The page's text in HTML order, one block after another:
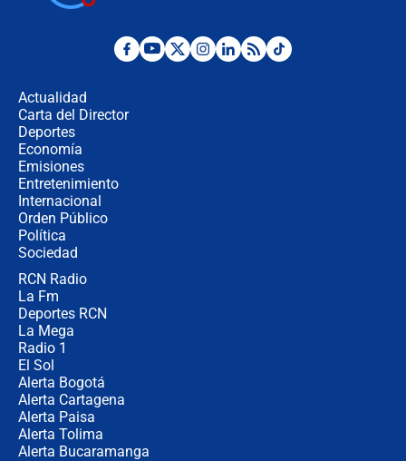
Desde dermatitis hasta infecciones:
Actualidad
Carta del Director
Deportes
Economía
Emisiones
Entretenimiento
Internacional
Orden Público
Política
Sociedad
RCN Radio
La Fm
Deportes RCN
La Mega
Radio 1
El Sol
Alerta Bogotá
Alerta Cartagena
Alerta Paisa
Alerta Tolima
Alerta Bucaramanga